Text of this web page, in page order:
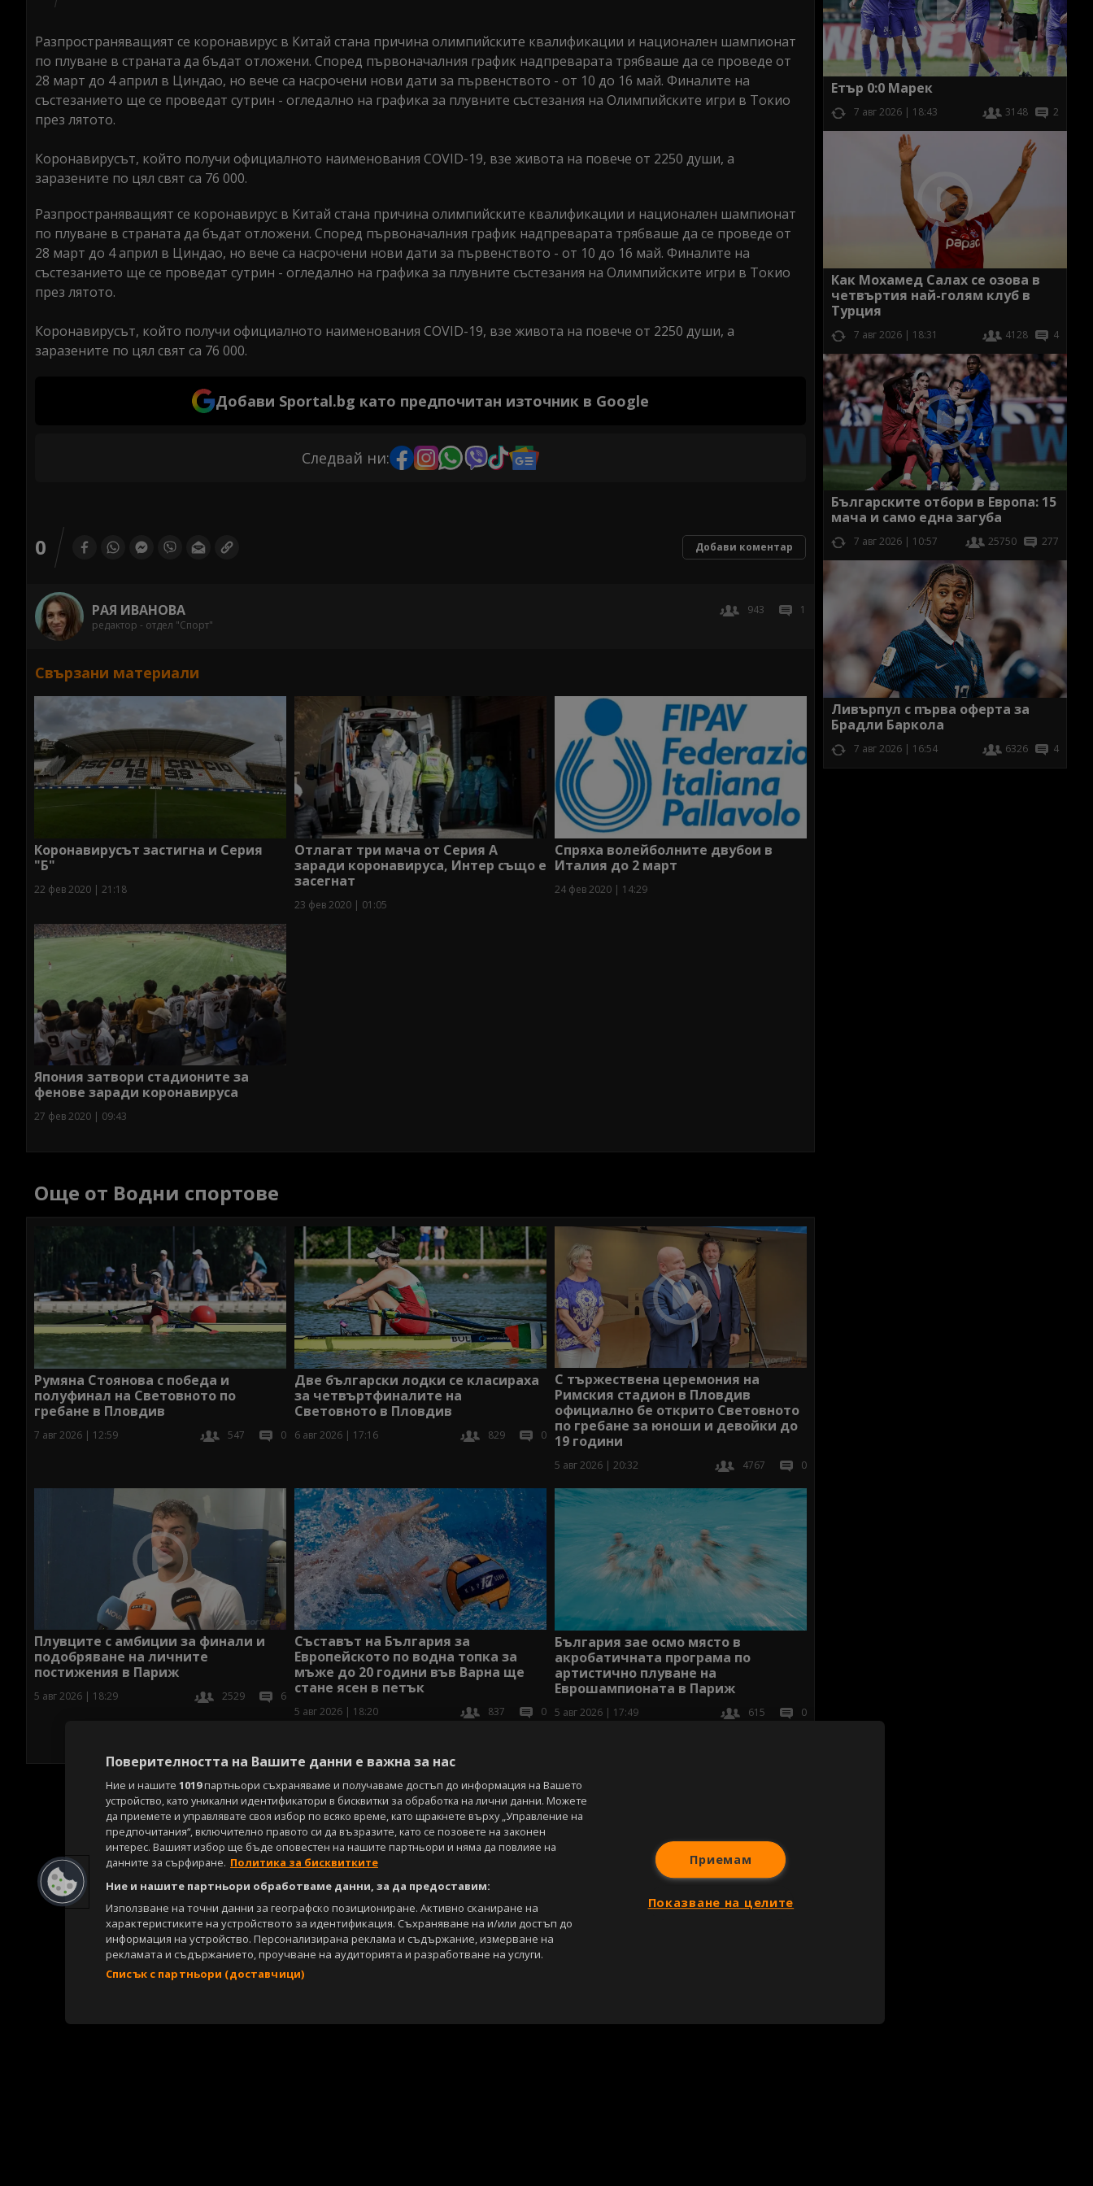
Разпространяващият се коронавирус в Китай стана причина олимпийските квалификации и национален шампионат
по плуване в страната да бъдат отложени. Според първоначалния график надпреварата трябваше да се проведе от
28 март до 4 април в Циндао, но вече са насрочени нови дати за първенството - от 10 до 16 май. Финалите на
състезанието ще се проведат сутрин - огледално на графика за плувните състезания на Олимпийските игри в Токио
през лятото.
Коронавирусът, който получи официалното наименования COVID-19, взе живота на повече от 2250 души, а
заразените по цял свят са 76 000.
Разпространяващият се коронавирус в Китай стана причина олимпийските квалификации и национален шампионат
по плуване в страната да бъдат отложени. Според първоначалния график надпреварата трябваше да се проведе от
28 март до 4 април в Циндао, но вече са насрочени нови дати за първенството - от 10 до 16 май. Финалите на
състезанието ще се проведат сутрин - огледално на графика за плувните състезания на Олимпийските игри в Токио
през лятото.
Коронавирусът, който получи официалното наименования COVID-19, взе живота на повече от 2250 души, а
заразените по цял свят са 76 000.
Добави Sportal.bg като предпочитан източник в Google
Следвай ни:
0 Добави коментар
РАЯ ИВАНОВА
редактор - отдел "Спорт"
943 1
Свързани материали
Коронавирусът застигна и Серия
"Б"
22 фев 2020 | 21:18
Отлагат три мача от Серия А
заради коронавируса, Интер също е
засегнат
23 фев 2020 | 01:05
Спряха волейболните двубои в
Италия до 2 март
24 фев 2020 | 14:29
Япония затвори стадионите за
фенове заради коронавируса
27 фев 2020 | 09:43
Още от Водни спортове
Румяна Стоянова с победа и
полуфинал на Световното по
гребане в Пловдив
7 авг 2026 | 12:59 547 0
Две български лодки се класираха
за четвъртфиналите на
Световното в Пловдив
6 авг 2026 | 17:16 829 0
С тържествена церемония на
Римския стадион в Пловдив
официално бе открито Световното
по гребане за юноши и девойки до
19 години
5 авг 2026 | 20:32 4767 0
Плувците с амбиции за финали и
подобряване на личните
постижения в Париж
5 авг 2026 | 18:29 2529 6
Съставът на България за
Европейското по водна топка за
мъже до 20 години във Варна ще
стане ясен в петък
5 авг 2026 | 18:20 837 0
България зае осмо място в
акробатичната програма по
артистично плуване на
Еврошампионата в Париж
5 авг 2026 | 17:49 615
0
Етър 0:0 Марек
7 авг 2026 | 18:43 3148 2
Как Мохамед Салах се озова в
четвъртия най-голям клуб в
Турция
7 авг 2026 | 18:31 4128 4
Българските отбори в Европа: 15
мача и само една загуба
7 авг 2026 | 10:57 25750 277
Ливърпул с първа оферта за
Брадли Баркола
7 авг 2026 | 16:54 6326 4
Поверителността на Вашите данни е важна за нас
Ние и нашите 1019партньори съхраняваме и получаваме достъп до информация на Вашето
устройство, като уникални идентификатори в бисквитки за обработка на лични данни. Можете
да приемете и управлявате своя избор по всяко време, като щракнете върху „Управление на
предпочитания“, включително правото си да възразите, като се позовете на законен
интерес. Вашият избор ще бъде оповестен на нашите партньори и няма да повлияе на
данните за сърфиране. Политика за бисквитките
Ние и нашите партньори обработваме данни, за да предоставим:
Използване на точни данни за географско позициониране. Активно сканиране на
характеристиките на устройството за идентификация. Съхраняване на и/или достъп до
информация на устройство. Персонализирана реклама и съдържание, измерване на
рекламата и съдържанието, проучване на аудиторията и разработване на услуги.
Списък с партньори (доставчици)
Приемам
Показване на целите